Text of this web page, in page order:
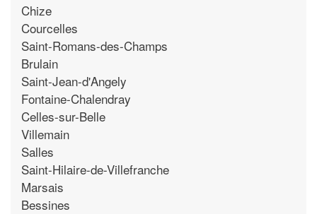
Chize
Courcelles
Saint-Romans-des-Champs
Brulain
Saint-Jean-d'Angely
Fontaine-Chalendray
Celles-sur-Belle
Villemain
Salles
Saint-Hilaire-de-Villefranche
Marsais
Bessines